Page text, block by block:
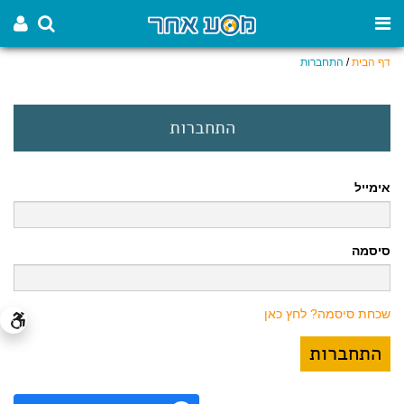
דף הבית/ התחברות
התחברות
אימייל
סיסמה
שכחת סיסמה? לחץ כאן